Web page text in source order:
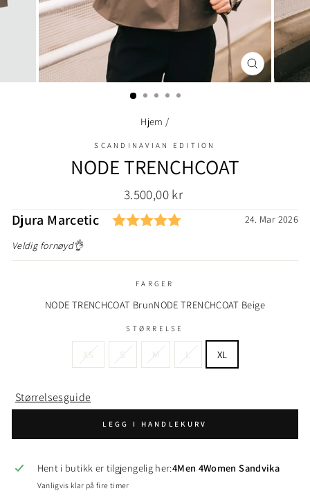
Hjem /
SCANDINAVIAN EDITION
NODE TRENCHCOAT
Ordinær
pris
3.500,00 kr
Testimonial
Forfatter:
Djura Marcetic Karakter: 5.0 av 5
Dato:
24. Mar 2026
Tekst:
Veldig fornøyd👌
FARGER
NODE TRENCHCOAT BrunNODE TRENCHCOAT Beige
STØRRELSE
XS S M L XL
Størrelsesguide
LEGG I HANDLEKURV
Hent i butikk er tilgjengelig her:4Men 4Women Sandvika
Vanligvis klar på fire timer
LUKK
(ESC)